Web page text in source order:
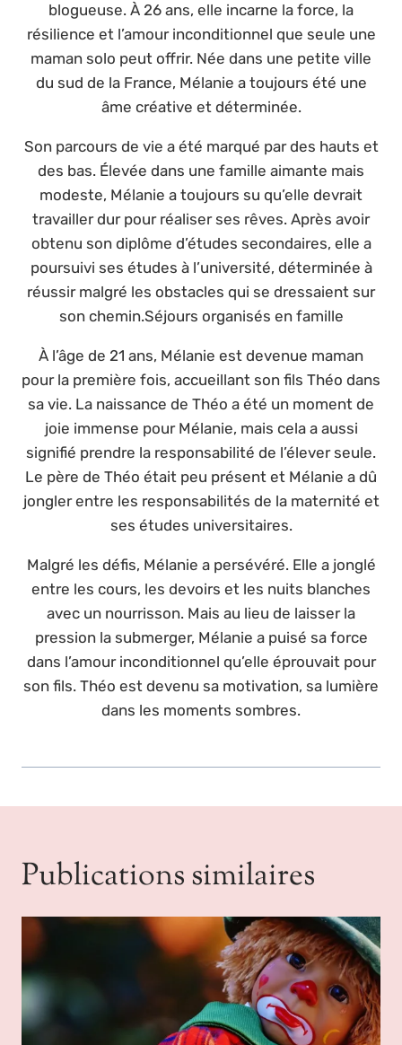
blogueuse. À 26 ans, elle incarne la force, la
résilience et l’amour inconditionnel que seule une
maman solo peut offrir. Née dans une petite ville
du sud de la France, Mélanie a toujours été une
âme créative et déterminée.
Son parcours de vie a été marqué par des hauts et
des bas. Élevée dans une famille aimante mais
modeste, Mélanie a toujours su qu’elle devrait
travailler dur pour réaliser ses rêves. Après avoir
obtenu son diplôme d’études secondaires, elle a
poursuivi ses études à l’université, déterminée à
réussir malgré les obstacles qui se dressaient sur
son chemin.Séjours organisés en famille
À l’âge de 21 ans, Mélanie est devenue maman
pour la première fois, accueillant son fils Théo dans
sa vie. La naissance de Théo a été un moment de
joie immense pour Mélanie, mais cela a aussi
signifié prendre la responsabilité de l’élever seule.
Le père de Théo était peu présent et Mélanie a dû
jongler entre les responsabilités de la maternité et
ses études universitaires.
Malgré les défis, Mélanie a persévéré. Elle a jonglé
entre les cours, les devoirs et les nuits blanches
avec un nourrisson. Mais au lieu de laisser la
pression la submerger, Mélanie a puisé sa force
dans l’amour inconditionnel qu’elle éprouvait pour
son fils. Théo est devenu sa motivation, sa lumière
dans les moments sombres.
Publications similaires